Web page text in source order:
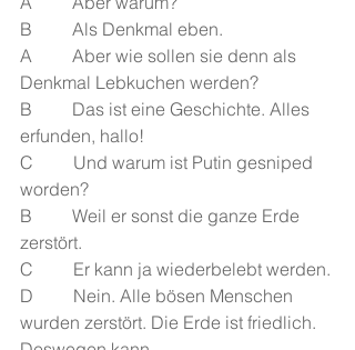
B         Als Denkmal eben.
A         Aber wie sollen sie denn als
Denkmal Lebkuchen werden?
B         Das ist eine Geschichte. Alles
erfunden, hallo!
C         Und warum ist Putin gesniped
worden?
B         Weil er sonst die ganze Erde
zerstört.
C         Er kann ja wiederbelebt werden.
D         Nein. Alle bösen Menschen
wurden zerstört. Die Erde ist friedlich.